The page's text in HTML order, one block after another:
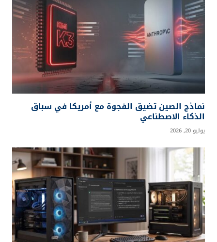
نماذج الصين تضيق الفجوة مع أمريكا في سباق
الذكاء الاصطناعي
يوليو 20, 2026